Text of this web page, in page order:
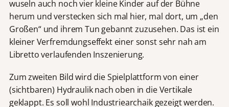
wuseln auch noch vier kleine Kinder auf der Bühne
herum und verstecken sich mal hier, mal dort, um „den
Großen“ und ihrem Tun gebannt zuzusehen. Das ist ein
kleiner Verfremdungseffekt einer sonst sehr nah am
Libretto verlaufenden Inszenierung.
Zum zweiten Bild wird die Spielplattform von einer
(sichtbaren) Hydraulik nach oben in die Vertikale
geklappt. Es soll wohl Industriearchaik gezeigt werden.